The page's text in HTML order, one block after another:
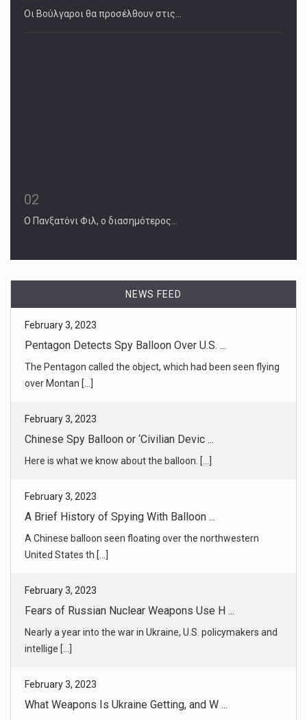
Οι Βούλγαροι θα προσέλθουν στις…
02
Ο Πανξατόνι Φιλ, ο διασημότερος…
NEWS FEED
February 3, 2023
Chinese Spy Balloon or ‘Civilian Devic ...
Here is what we know about the balloon. [...]
A Brief History of Spying With Balloon ...
A Chinese balloon seen floating over the northwestern
United States th [...]
February 3, 2023
Fears of Russian Nuclear Weapons Use H ...
Nearly a year into the war in Ukraine, U.S. policymakers and
intellige [...]
February 3, 2023
What Weapons Is Ukraine Getting, and W ...
Kyiv has been promised scores of tanks and other armor,
and the longes [...]
February 3, 2023
Why Apple Watches Keep Calling 911